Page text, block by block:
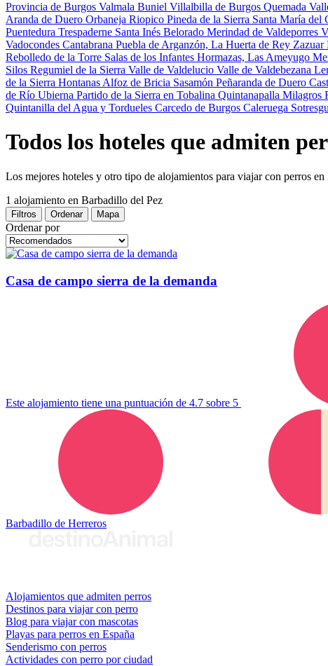
Provincia de Burgos Valmala Buniel Villalbilla de Burgos Quemada
Aranda de Duero Orbaneja Riopico Pineda de la Sierra Santa María del
Puentedura Trespaderne Santa Inés Belorado Merindad de Valdeporres
Vadocondes Cantabrana Puebla de Arganzón, La Huerta de Rey Zazuar
Rebolledo de la Torre Salas de los Infantes Hormazas, Las Ameyugo
Silos Regumiel de la Sierra Valle de Valdelucio Valle de Valdebezana
de la Sierra Hontanas Alfoz de Bricia Sasamón Peñaranda de Duero
de Río Ubierna Partido de la Sierra en Tobalina Quintanapalla Milagros
Quintanilla del Agua y Tordueles Carcedo de Burgos Caleruega
Todos los hoteles que admiten
Los mejores hoteles y otro tipo de alojamientos para viajar con perros
1 alojamiento en Barbadillo del Pez
Filtros Ordenar Mapa
Ordenar por
Casa de campo sierra de la demanda
Este alojamiento tiene una puntuación de 4.7 sobre 5
Barbadillo de Herreros
Alojamientos que admiten perros
Destinos para viajar con perro
Blog para viajar con mascotas
Playas para perros en España
Senderismo con perros
Actividades con perro por ciudad